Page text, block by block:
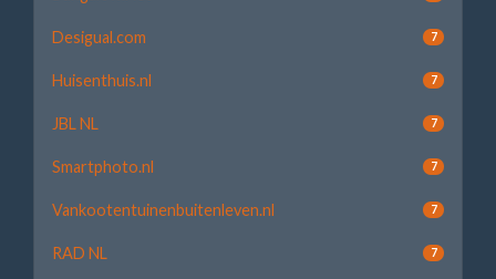
Desigual.com 7
Huisenthuis.nl 7
JBL NL 7
Smartphoto.nl 7
Vankootentuinenbuitenleven.nl 7
RAD NL 7